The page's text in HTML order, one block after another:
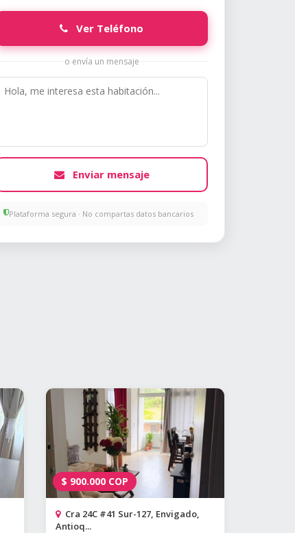
Ver Teléfono
o envía un mensaje
Enviar mensaje
Plataforma segura · No compartas datos bancarios
$ 900.000 COP
Cra 24C #41 Sur-127, Envigado,
Antioq...